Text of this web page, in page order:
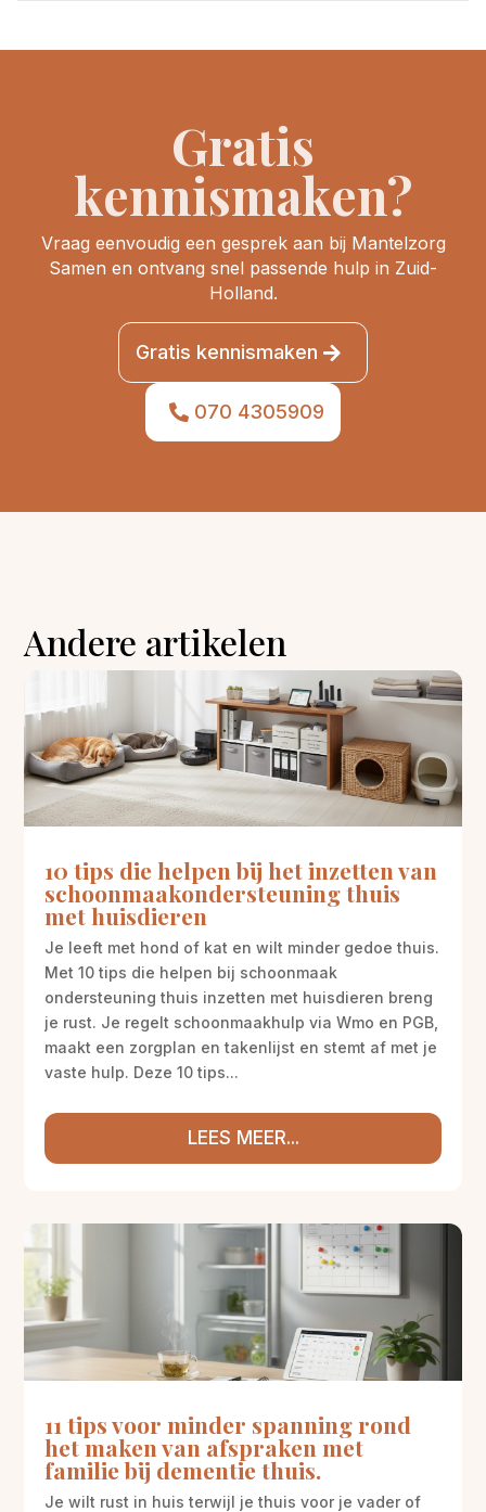
Gratis
kennismaken?
Vraag eenvoudig een gesprek aan bij Mantelzorg
Samen en ontvang snel passende hulp in Zuid-
Holland.
Gratis kennismaken
070 4305909
Andere artikelen
10 tips die helpen bij het inzetten van
schoonmaakondersteuning thuis
met huisdieren
Je leeft met hond of kat en wilt minder gedoe thuis.
Met 10 tips die helpen bij schoonmaak
ondersteuning thuis inzetten met huisdieren breng
je rust. Je regelt schoonmaakhulp via Wmo en PGB,
maakt een zorgplan en takenlijst en stemt af met je
vaste hulp. Deze 10 tips...
LEES MEER...
11 tips voor minder spanning rond
het maken van afspraken met
familie bij dementie thuis.
Je wilt rust in huis terwijl je thuis voor je vader of